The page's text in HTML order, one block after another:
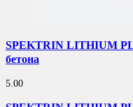
SPEKTRIN LITHIUM
бетона
5.00